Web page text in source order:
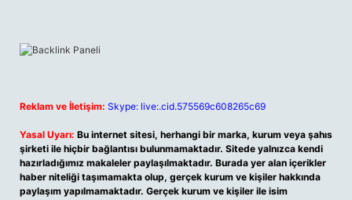
Reklam ve İletişim: Skype: live:.cid.575569c608265c69
Yasal Uyarı: Bu internet sitesi, herhangi bir marka, kurum veya şahıs
şirketi ile hiçbir bağlantısı bulunmamaktadır. Sitede yalnızca kendi
hazırladığımız makaleler paylaşılmaktadır. Burada yer alan içerikler
haber niteliği taşımamakta olup, gerçek kurum ve kişiler hakkında
paylaşım yapılmamaktadır. Gerçek kurum ve kişiler ile isim